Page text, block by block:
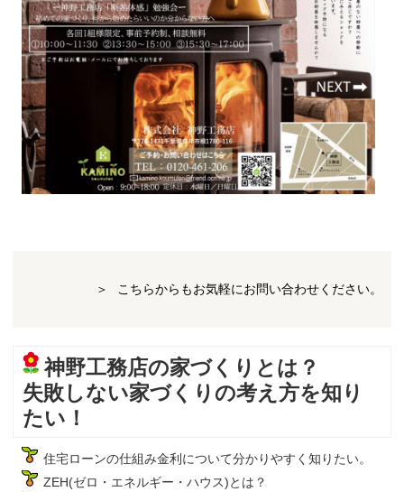
こちらからもお気軽にお問い合わせください。
神野工務店の家づくりとは？
失敗しない家づくりの考え方を知り
たい！
住宅ローンの仕組み金利について分かりやすく知りたい。
ZEH(ゼロ・エネルギー・ハウス)とは？